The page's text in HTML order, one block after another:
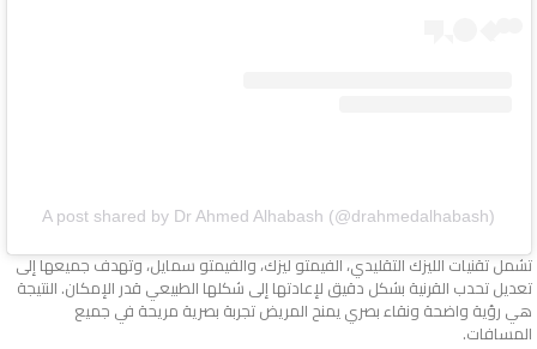
A post shared by Dr Ahmed Alhabash (@drahmedalhabash)
تشمل تقنيات الليزك التقليدي، الفيمتو ليزك، والفيمتو سمايل، وتهدف جميعها إلى
تعديل تحدب القرنية بشكل دقيق لإعادتها إلى شكلها الطبيعي قدر الإمكان. النتيجة
هي رؤية واضحة ونقاء بصري يمنح المريض تجربة بصرية مريحة في جميع
المسافات.